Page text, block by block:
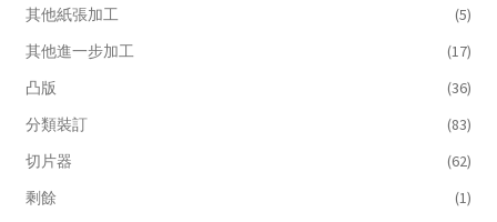
其他紙張加工
(5)
其他進一步加工
(17)
凸版
(36)
分類裝訂
(83)
切片器
(62)
剩餘
(1)